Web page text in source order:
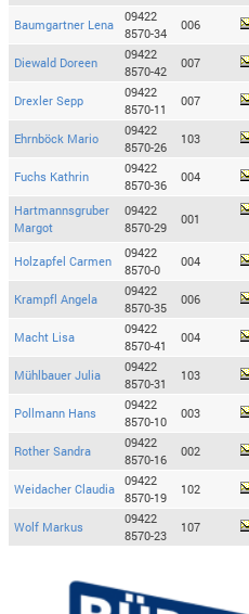
Baumgartner Lena
09422
8570-34
006
Diewald Doreen
09422
8570-42
007
Drexler Sepp
09422
8570-11
007
Ehrnböck Mario
09422
8570-26
103
Fuchs Kathrin
09422
8570-36
004
Hartmannsgruber
Margot
09422
8570-29
001
Holzapfel Carmen
09422
8570-0
004
Krampfl Angela
09422
8570-35
006
Macht Lisa
09422
8570-41
004
Mühlbauer Julia
09422
8570-31
103
Pollmann Hans
09422
8570-10
003
Rother Sandra
09422
8570-16
002
Weidacher Claudia
09422
8570-19
102
Wolf Markus
09422
8570-23
107